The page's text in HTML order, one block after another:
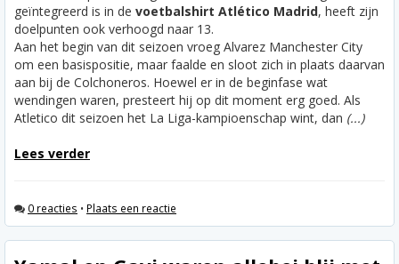
geïntegreerd is in de voetbalshirt Atlético Madrid, heeft zijn
doelpunten ook verhoogd naar 13.
Aan het begin van dit seizoen vroeg Alvarez Manchester City
om een basispositie, maar faalde en sloot zich in plaats daarvan
aan bij de Colchoneros. Hoewel er in de beginfase wat
wendingen waren, presteert hij op dit moment erg goed. Als
Atletico dit seizoen het La Liga-kampioenschap wint, dan (...)
Lees verder
0 reacties • Plaats een reactie